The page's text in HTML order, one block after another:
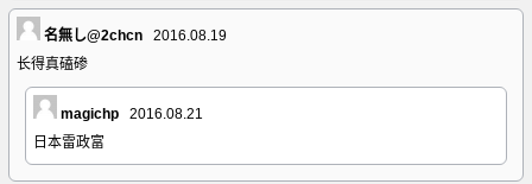
名無し@2chcn
2016.08.19
长得真磕碜
magichp
2016.08.21
日本雷政富